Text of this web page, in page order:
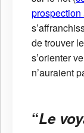
prospection
de trouver
s’orienter
n’auraient
“Le